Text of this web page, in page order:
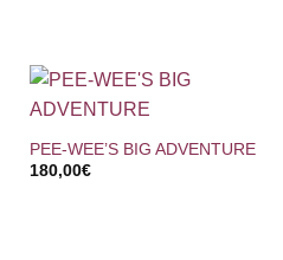
PEE-WEE’S BIG ADVENTURE
180,00€